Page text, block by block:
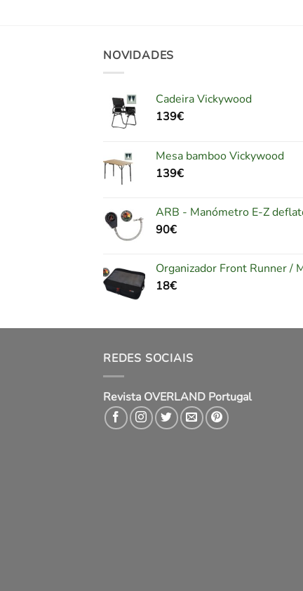
NOVIDADES
Cadeira Vickywood
139€
Mesa bamboo Vickywood
139€
ARB - Manómetro E-Z
90€
Organizador Front Runner /
18€
REDES SOCIAIS
Revista OVERLAND Portugal